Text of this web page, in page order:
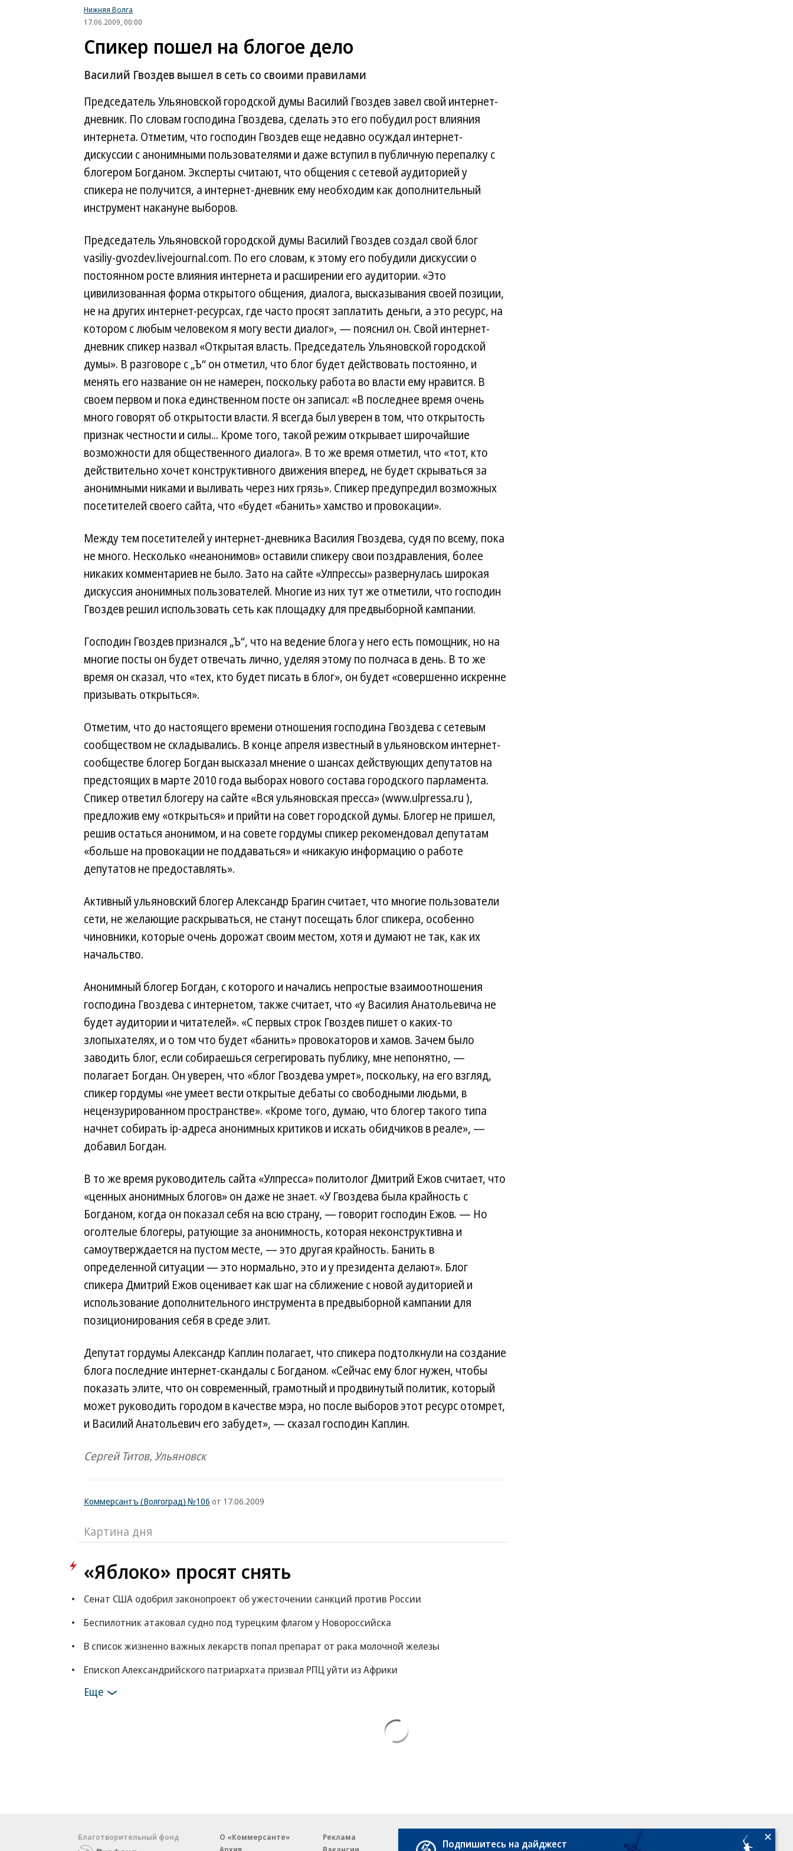
Нижняя Волга
17.06.2009, 00:00
Спикер пошел на блогое дело
Василий Гвоздев вышел в сеть со своими правилами
Председатель Ульяновской городской думы Василий Гвоздев завел свой интернет-
дневник. По словам господина Гвоздева, сделать это его побудил рост влияния
интернета. Отметим, что господин Гвоздев еще недавно осуждал интернет-
дискуссии с анонимными пользователями и даже вступил в публичную перепалку с
блогером Богданом. Эксперты считают, что общения с сетевой аудиторией у
спикера не получится, а интернет-дневник ему необходим как дополнительный
инструмент накануне выборов.
Председатель Ульяновской городской думы Василий Гвоздев создал свой блог
vasiliy-gvozdev.livejournal.com. По его словам, к этому его побудили дискуссии о
постоянном росте влияния интернета и расширении его аудитории. «Это
цивилизованная форма открытого общения, диалога, высказывания своей позиции,
не на других интернет-ресурсах, где часто просят заплатить деньги, а это ресурс, на
котором с любым человеком я могу вести диалог», — пояснил он. Свой интернет-
дневник спикер назвал «Открытая власть. Председатель Ульяновской городской
думы». В разговоре с „Ъ“ он отметил, что блог будет действовать постоянно, и
менять его название он не намерен, поскольку работа во власти ему нравится. В
своем первом и пока единственном посте он записал: «В последнее время очень
много говорят об открытости власти. Я всегда был уверен в том, что открытость
признак честности и силы... Кроме того, такой режим открывает широчайшие
возможности для общественного диалога». В то же время отметил, что «тот, кто
действительно хочет конструктивного движения вперед, не будет скрываться за
анонимными никами и выливать через них грязь». Спикер предупредил возможных
посетителей своего сайта, что «будет «банить» хамство и провокации».
Между тем посетителей у интернет-дневника Василия Гвоздева, судя по всему, пока
не много. Несколько «неанонимов» оставили спикеру свои поздравления, более
никаких комментариев не было. Зато на сайте «Улпрессы» развернулась широкая
дискуссия анонимных пользователей. Многие из них тут же отметили, что господин
Гвоздев решил использовать сеть как площадку для предвыборной кампании.
Господин Гвоздев признался „Ъ“, что на ведение блога у него есть помощник, но на
многие посты он будет отвечать лично, уделяя этому по полчаса в день. В то же
время он сказал, что «тех, кто будет писать в блог», он будет «совершенно искренне
призывать открыться».
Отметим, что до настоящего времени отношения господина Гвоздева с сетевым
сообществом не складывались. В конце апреля известный в ульяновском интернет-
сообществе блогер Богдан высказал мнение о шансах действующих депутатов на
предстоящих в марте 2010 года выборах нового состава городского парламента.
Спикер ответил блогеру на сайте «Вся ульяновская пресса» (www.ulpressa.ru ),
предложив ему «открыться» и прийти на совет городской думы. Блогер не пришел,
решив остаться анонимом, и на совете гордумы спикер рекомендовал депутатам
«больше на провокации не поддаваться» и «никакую информацию о работе
депутатов не предоставлять».
Активный ульяновский блогер Александр Брагин считает, что многие пользователи
сети, не желающие раскрываться, не станут посещать блог спикера, особенно
чиновники, которые очень дорожат своим местом, хотя и думают не так, как их
начальство.
Анонимный блогер Богдан, с которого и начались непростые взаимоотношения
господина Гвоздева с интернетом, также считает, что «у Василия Анатольевича не
будет аудитории и читателей». «С первых строк Гвоздев пишет о каких-то
злопыхателях, и о том что будет «банить» провокаторов и хамов. Зачем было
заводить блог, если собираешься сегрегировать публику, мне непонятно, —
полагает Богдан. Он уверен, что «блог Гвоздева умрет», поскольку, на его взгляд,
спикер гордумы «не умеет вести открытые дебаты со свободными людьми, в
нецензурированном пространстве». «Кроме того, думаю, что блогер такого типа
начнет собирать ip-адреса анонимных критиков и искать обидчиков в реале», —
добавил Богдан.
В то же время руководитель сайта «Улпресса» политолог Дмитрий Ежов считает, что
«ценных анонимных блогов» он даже не знает. «У Гвоздева была крайность с
Богданом, когда он показал себя на всю страну, — говорит господин Ежов. — Но
оголтелые блогеры, ратующие за анонимность, которая неконструктивна и
самоутверждается на пустом месте, — это другая крайность. Банить в
определенной ситуации — это нормально, это и у президента делают». Блог
спикера Дмитрий Ежов оценивает как шаг на сближение с новой аудиторией и
использование дополнительного инструмента в предвыборной кампании для
позиционирования себя в среде элит.
Депутат гордумы Александр Каплин полагает, что спикера подтолкнули на создание
блога последние интернет-скандалы с Богданом. «Сейчас ему блог нужен, чтобы
показать элите, что он современный, грамотный и продвинутый политик, который
может руководить городом в качестве мэра, но после выборов этот ресурс отомрет,
и Василий Анатольевич его забудет», — сказал господин Каплин.
Сергей Титов, Ульяновск
Коммерсантъ (Волгоград) №106 от 17.06.2009
Картина дня
«Яблоко» просят снять
Сенат США одобрил законопроект об ужесточении санкций против России
Беспилотник атаковал судно под турецким флагом у Новороссийска
В список жизненно важных лекарств попал препарат от рака молочной железы
Епископ Александрийского патриархата призвал РПЦ уйти из Африки
Еще
Благотворительный фонд
О «Коммерсанте»
Реклама
Подпишитесь на дайджест